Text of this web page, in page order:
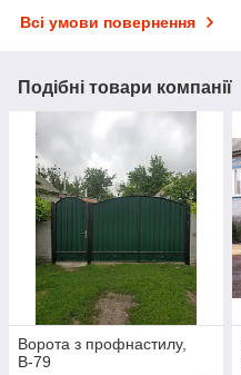
Всі умови повернення
Подібні товари компанії
Ворота з профнастилу,
В-79